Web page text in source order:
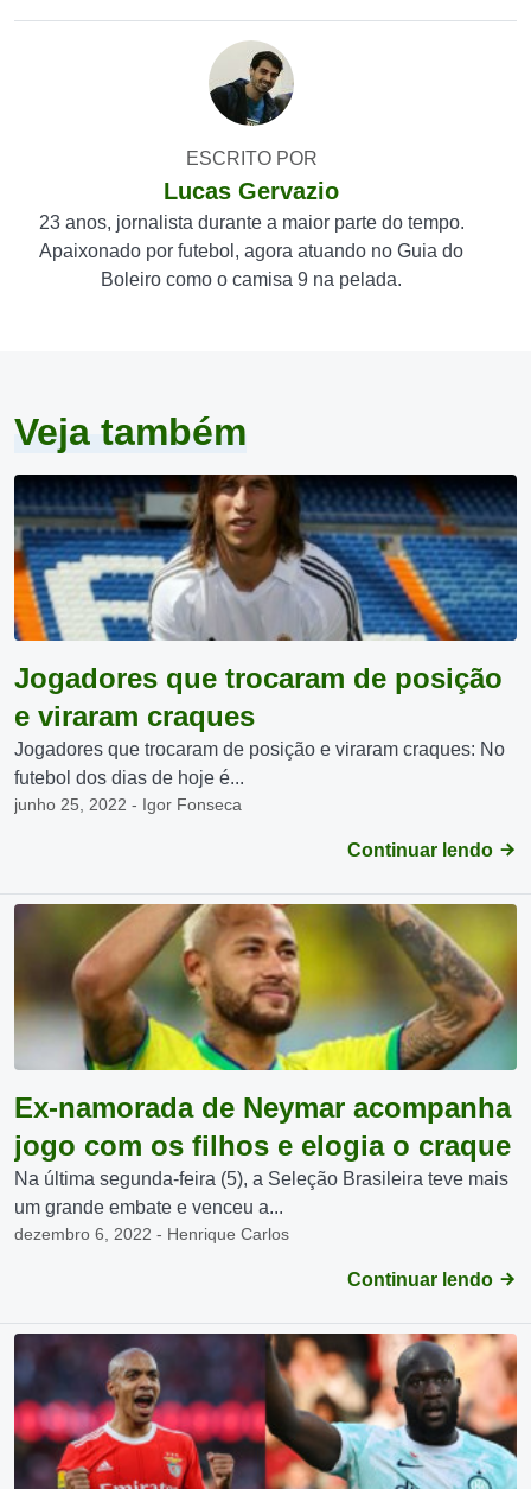
ESCRITO POR
Lucas Gervazio
23 anos, jornalista durante a maior parte do tempo.
Apaixonado por futebol, agora atuando no Guia do
Boleiro como o camisa 9 na pelada.
Veja também
Jogadores que trocaram de posição
e viraram craques
Jogadores que trocaram de posição e viraram craques: No
futebol dos dias de hoje é...
junho 25, 2022 - Igor Fonseca
Continuar lendo
Ex-namorada de Neymar acompanha
jogo com os filhos e elogia o craque
Na última segunda-feira (5), a Seleção Brasileira teve mais
um grande embate e venceu a...
dezembro 6, 2022 - Henrique Carlos
Continuar lendo